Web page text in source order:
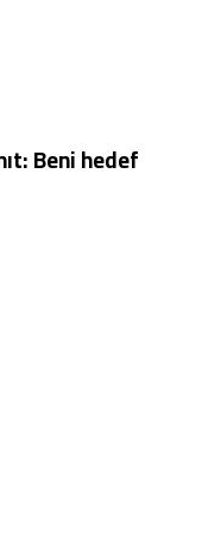
Beni hedef